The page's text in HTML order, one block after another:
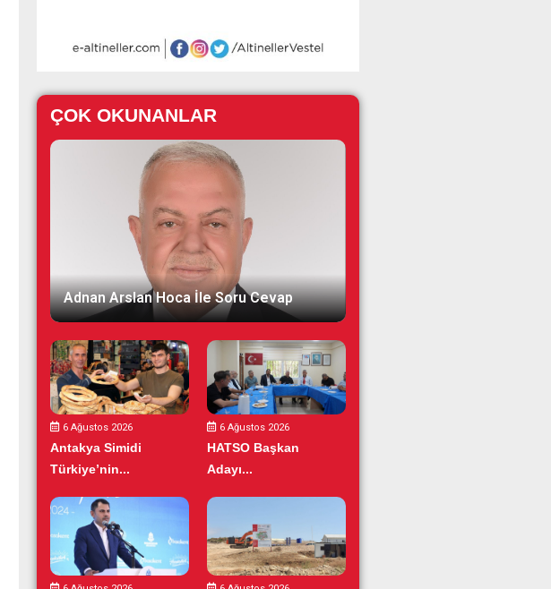
ÇOK OKUNANLAR
Adnan Arslan Hoca İle Soru Cevap
6 Ağustos 2026
Antakya Simidi
Türkiye’nin...
6 Ağustos 2026
HATSO Başkan
Adayı...